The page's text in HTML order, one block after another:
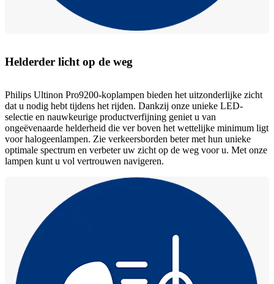
Helderder licht op de weg
Philips Ultinon Pro9200-koplampen bieden het uitzonderlijke zicht
dat u nodig hebt tijdens het rijden. Dankzij onze unieke LED-
selectie en nauwkeurige productverfijning geniet u van
ongeëvenaarde helderheid die ver boven het wettelijke minimum ligt
voor halogeenlampen. Zie verkeersborden beter met hun unieke
optimale spectrum en verbeter uw zicht op de weg voor u. Met onze
lampen kunt u vol vertrouwen navigeren.